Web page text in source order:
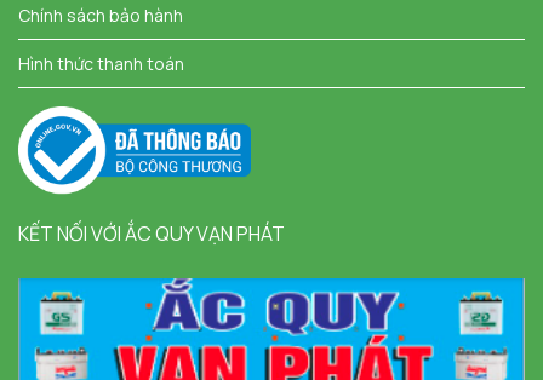
Chính sách bảo hành
Hình thức thanh toán
KẾT NỐI VỚI ẮC QUY VẠN PHÁT